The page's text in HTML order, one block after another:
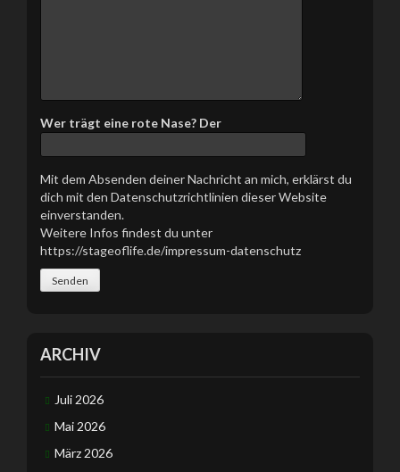
Wer trägt eine rote Nase? Der
Mit dem Absenden deiner Nachricht an mich, erklärst du
dich mit den Datenschutzrichtlinien dieser Website
einverstanden.
Weitere Infos findest du unter
https://stageoflife.de/impressum-datenschutz
ARCHIV
Juli 2026
Mai 2026
März 2026